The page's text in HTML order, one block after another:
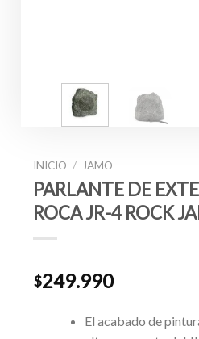
INICIO / JAMO
PARLANTE DE
ROCA JR-4 ROCK
$249.990
El acabado de